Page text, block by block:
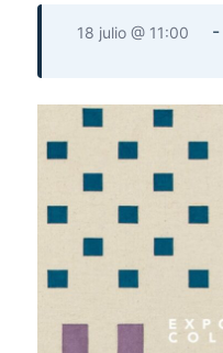
18 julio @ 11:00 -